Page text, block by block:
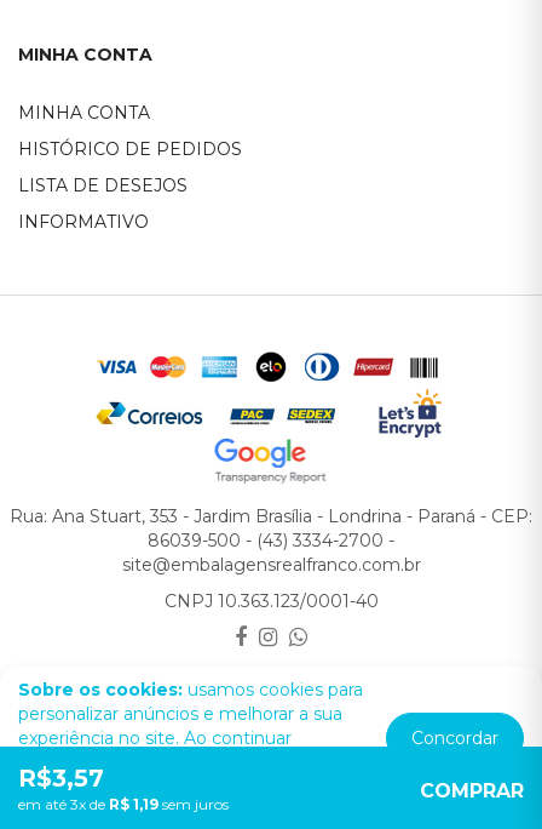
Sobre os cookies: usamos cookies para
personalizar anúncios e melhorar a sua
experiência no site. Ao continuar
navegando, você concorda com a nossa
Política de Privacidade.
Concordar
R$3,57
em até 3x de R$ 1,19 sem juros
COMPRAR
MINHA CONTA
MINHA CONTA
HISTÓRICO DE PEDIDOS
LISTA DE DESEJOS
INFORMATIVO
Rua: Ana Stuart, 353 - Jardim Brasília - Londrina - Paraná - CEP:
86039-500 - (43) 3334-2700 -
site@embalagensrealfranco.com.br
CNPJ 10.363.123/0001-40